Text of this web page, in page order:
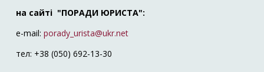
на сайті "ПОРАДИ ЮРИСТА":
e-mail: porady_urista@ukr.net
тел: +38 (050) 692-13-30